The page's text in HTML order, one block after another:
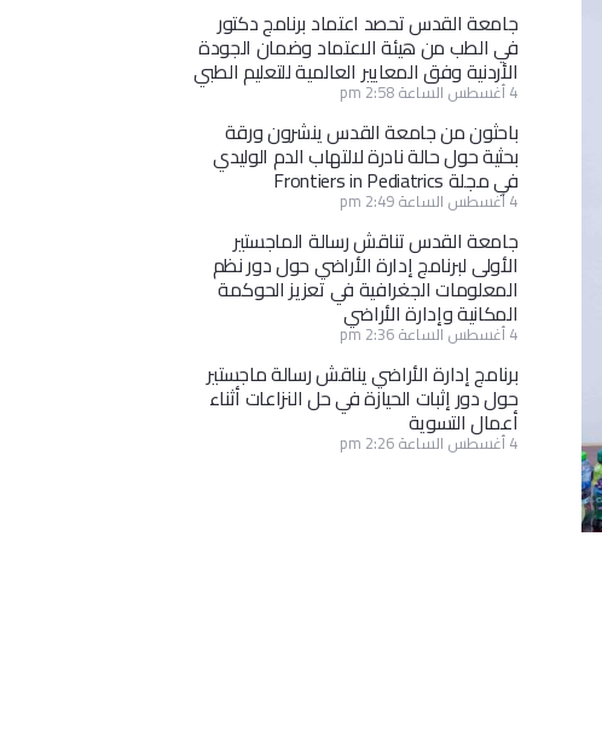
جامعة القدس تحصد اعتماد برنامج دكتور
في الطب من هيئة الاعتماد وضمان الجودة
الأردنية وفق المعايير العالمية للتعليم الطبي
4 أغسطس الساعة 2:58 pm
باحثون من جامعة القدس ينشرون ورقة
بحثية حول حالة نادرة لالتهاب الدم الوليدي
في مجلة Frontiers in Pediatrics
4 أغسطس الساعة 2:49 pm
جامعة القدس تناقش رسالة الماجستير
الأولى لبرنامج إدارة الأراضي حول دور نظم
المعلومات الجغرافية في تعزيز الحوكمة
المكانية وإدارة الأراضي
4 أغسطس الساعة 2:36 pm
برنامج إدارة الأراضي يناقش رسالة ماجستير
حول دور إثبات الحيازة في حل النزاعات أثناء
أعمال التسوية
4 أغسطس الساعة 2:26 pm